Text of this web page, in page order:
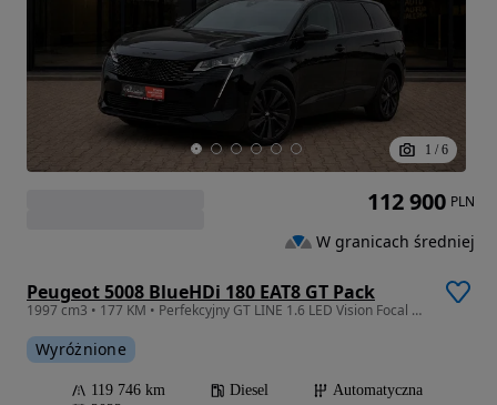
1 / 6
Peugeot 5008 BlueHDi 180 EAT8 GT Pack
1997 cm3 • 177 KM • Perfekcyjny GT LINE 1.6 LED Vision Focal 7os Masaże Alcantara Ambiente
Wyróżnione
119 746 km Diesel
Automatyczna
112 900 PLN
W granicach średniej